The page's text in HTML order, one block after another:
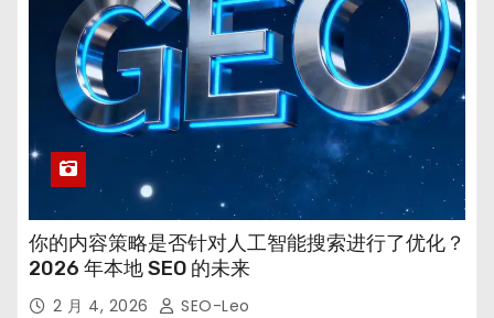
你的内容策略是否针对人工智能搜索进行了优化？
2026 年本地 SEO 的未来
2 月 4, 2026 SEO-Leo